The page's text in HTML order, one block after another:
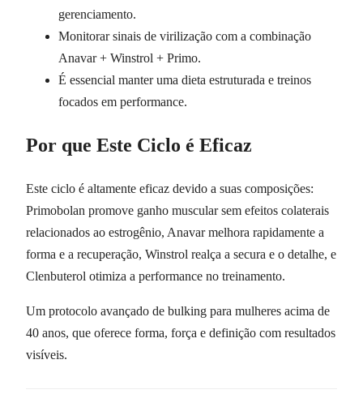
gerenciamento.
Monitorar sinais de virilização com a combinação
Anavar + Winstrol + Primo.
É essencial manter uma dieta estruturada e treinos
focados em performance.
Por que Este Ciclo é Eficaz
Este ciclo é altamente eficaz devido a suas composições:
Primobolan promove ganho muscular sem efeitos colaterais
relacionados ao estrogênio, Anavar melhora rapidamente a
forma e a recuperação, Winstrol realça a secura e o detalhe, e
Clenbuterol otimiza a performance no treinamento.
Um protocolo avançado de bulking para mulheres acima de
40 anos, que oferece forma, força e definição com resultados
visíveis.